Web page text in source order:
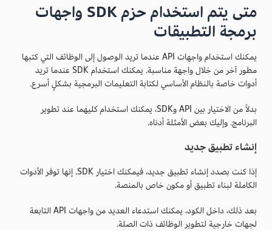
متى يتم استخدام حزم SDK واجهات
برمجة التطبيقات
يمكنك استخدام واجهات API عندما تريد الوصول إلى الوظائف التي كتبها
مطور آخر من خلال واجهة مناسبة. يمكنك استخدام SDK عندما تريد
أدوات خاصة بالنظام الأساسي لكتابة التعليمات البرمجية بشكلٍ أسرع.
بدلاً من الاختيار بين API وSDK، يمكنك استخدام كليهما عند تطوير
البرنامج. وإليك بعض الأمثلة أدناه.
إنشاء تطبيق جديد
إذا كنت بصدد إنشاء تطبيق جديد، فيمكنك اختيار SDK. إنها توفر الأدوات
الكاملة لبناء تطبيق أو مكون خاص بالمنصة.
بعد ذلك، داخل الكود، يمكنك استدعاء العديد من واجهات API التابعة
لجهات خارجية لتطوير الوظائف ذات الصلة.